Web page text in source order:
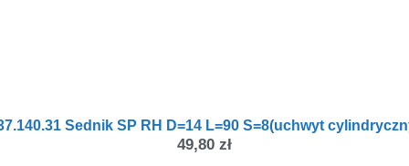
Sednik SP RH D=14 L=90 S=8(uchwyt
49,80 zł